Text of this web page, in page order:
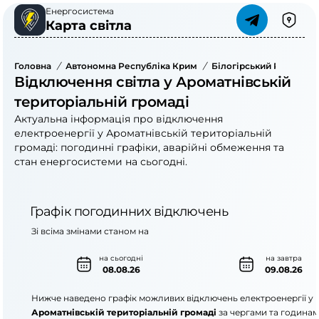
Енергосистема
Карта світла
Головна / Автономна Республіка Крим / Білогірський Район
Відключення світла у Ароматнівській
територіальній громаді
Актуальна інформація про відключення
електроенергії у Ароматнівській територіальній
громаді: погодинні графіки, аварійні обмеження та
стан енергосистеми на сьогодні.
Графік погодинних відключень
на сьогодні
08.08.26
на завтра
09.08.26
Зі всіма змінами станом на
Нижче наведено графік можливих відключень електроенергії у
Ароматнівській територіальній громаді за чергами та